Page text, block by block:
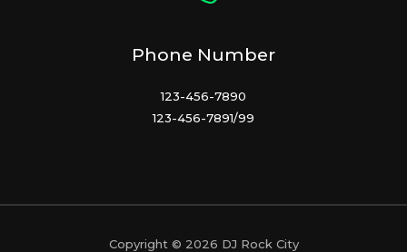
Phone Number
123-456-7890
123-456-7891/99
Copyright © 2026 DJ Rock City